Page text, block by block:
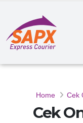
Home Cek
Cek